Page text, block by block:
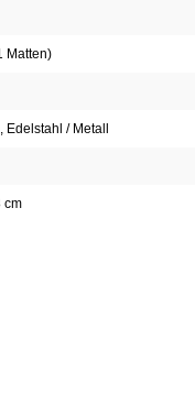
Matten)
, Edelstahl / Metall
cm